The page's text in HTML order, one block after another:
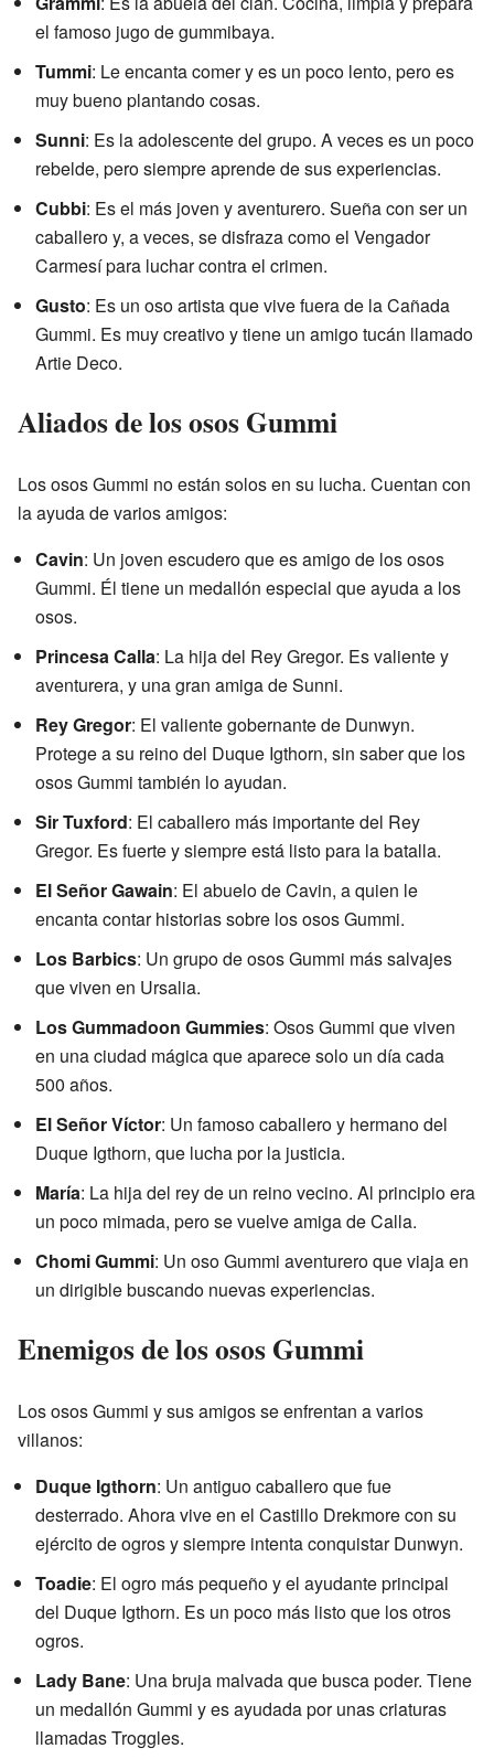
el famoso jugo de gummibaya.
Tummi: Le encanta comer y es un poco lento, pero es
muy bueno plantando cosas.
Sunni: Es la adolescente del grupo. A veces es un poco
rebelde, pero siempre aprende de sus experiencias.
Cubbi: Es el más joven y aventurero. Sueña con ser un
caballero y, a veces, se disfraza como el Vengador
Carmesí para luchar contra el crimen.
Gusto: Es un oso artista que vive fuera de la Cañada
Gummi. Es muy creativo y tiene un amigo tucán llamado
Artie Deco.
Aliados de los osos Gummi
Los osos Gummi no están solos en su lucha. Cuentan con
la ayuda de varios amigos:
Cavin: Un joven escudero que es amigo de los osos
Gummi. Él tiene un medallón especial que ayuda a los
osos.
Princesa Calla: La hija del Rey Gregor. Es valiente y
aventurera, y una gran amiga de Sunni.
Rey Gregor: El valiente gobernante de Dunwyn.
Protege a su reino del Duque Igthorn, sin saber que los
osos Gummi también lo ayudan.
Sir Tuxford: El caballero más importante del Rey
Gregor. Es fuerte y siempre está listo para la batalla.
El Señor Gawain: El abuelo de Cavin, a quien le
encanta contar historias sobre los osos Gummi.
Los Barbics: Un grupo de osos Gummi más salvajes
que viven en Ursalia.
Los Gummadoon Gummies: Osos Gummi que viven
en una ciudad mágica que aparece solo un día cada
500 años.
El Señor Víctor: Un famoso caballero y hermano del
Duque Igthorn, que lucha por la justicia.
María: La hija del rey de un reino vecino. Al principio era
un poco mimada, pero se vuelve amiga de Calla.
Chomi Gummi: Un oso Gummi aventurero que viaja en
un dirigible buscando nuevas experiencias.
Enemigos de los osos Gummi
Los osos Gummi y sus amigos se enfrentan a varios
villanos:
Duque Igthorn: Un antiguo caballero que fue
desterrado. Ahora vive en el Castillo Drekmore con su
ejército de ogros y siempre intenta conquistar Dunwyn.
Toadie: El ogro más pequeño y el ayudante principal
del Duque Igthorn. Es un poco más listo que los otros
ogros.
Lady Bane: Una bruja malvada que busca poder. Tiene
un medallón Gummi y es ayudada por unas criaturas
llamadas Troggles.